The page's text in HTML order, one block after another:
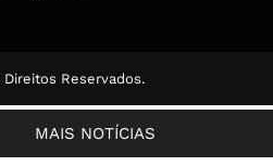
MAIS NOTÍCIAS
Direitos Reservados.